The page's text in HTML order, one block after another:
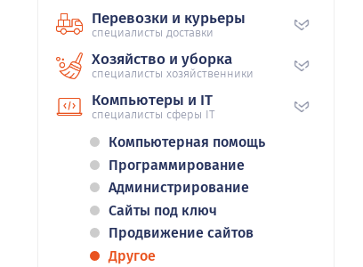
Перевозки и курьеры
специалисты доставки
Хозяйство и уборка
специалисты хозяйственники
Компьютеры и IT
специалисты сферы IT
Компьютерная помощь
Программирование
Администрирование
Сайты под ключ
Продвижение сайтов
Другое